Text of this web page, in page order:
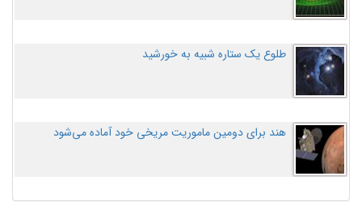
طلوع یک ستاره شبیه به خورشید
هند برای دومین ماموریت مریخی خود آماده می‌شود